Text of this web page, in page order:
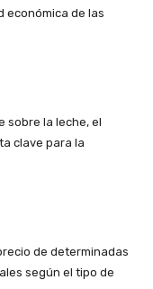
económica de las
sobre la leche, el
clave para la
de determinadas
según el tipo de